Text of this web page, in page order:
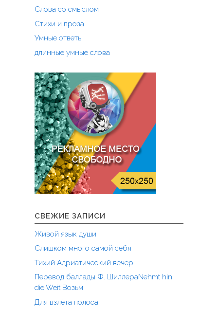
Слова со смыслом
Стихи и проза
Умные ответы
длинные умные слова
СВЕЖИЕ ЗАПИСИ
Живой язык души
Слишком много самой себя
Тихий Адриатический вечер
Перевод баллады Ф. ШиллераNehmt hin
die Weit Возьм
Для взлёта полоса